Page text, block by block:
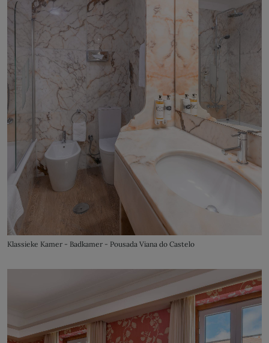
Klassieke Kamer - Badkamer - Pousada Viana do Castelo